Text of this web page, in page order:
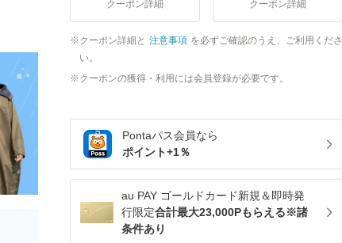
クーポン詳細 クーポン詳細
クーポン詳細と 注意事項 を必ずご確認のうえ、ご利用くださ
い。
クーポンの獲得・利用には会員登録が必要です。
Pontaパス会員なら
ポイント+1％
au PAY ゴールドカード新規＆即時発
行限定合計最大23,000Pもらえる※諸
条件あり